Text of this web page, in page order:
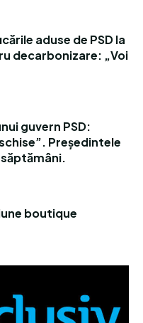
aduse de PSD la
decarbonizare: „Voi
guvern PSD:
Președintele
boutique